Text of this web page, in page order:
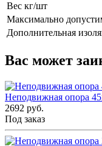
Вес кг/шт
Максимально
Дополнительная
Вас может
Неподвижная опора
2692 руб.
Под заказ